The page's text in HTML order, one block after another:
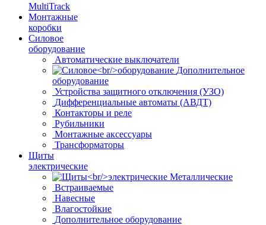
MultiTrack
Монтажные
коробки
Силовое
оборудование
Автоматические выключатели
Дополнительное
оборудование
Устройства защитного отключения (УЗО)
Дифференциальные автоматы (АВДТ)
Контакторы и реле
Рубильники
Монтажные аксессуары
Трансформаторы
Щиты
электрические
Металлические
Встраиваемые
Навесные
Влагостойкие
Дополнительное оборудование